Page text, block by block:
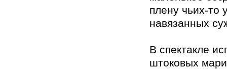
плену чьих-то
навязанных
В спектакле
штоковых